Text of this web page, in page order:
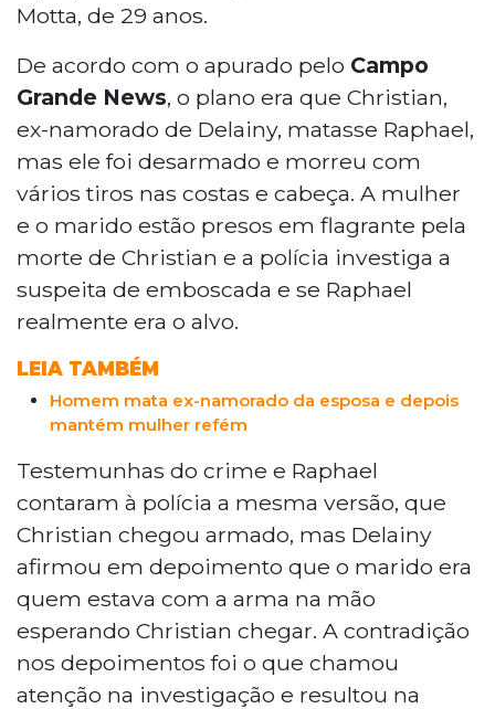
Motta, de 29 anos.
De acordo com o apurado pelo Campo
Grande News, o plano era que Christian,
ex-namorado de Delainy, matasse Raphael,
mas ele foi desarmado e morreu com
vários tiros nas costas e cabeça. A mulher
e o marido estão presos em flagrante pela
morte de Christian e a polícia investiga a
suspeita de emboscada e se Raphael
realmente era o alvo.
LEIA TAMBÉM
Homem mata ex-namorado da esposa e depois
mantém mulher refém
Testemunhas do crime e Raphael
contaram à polícia a mesma versão, que
Christian chegou armado, mas Delainy
afirmou em depoimento que o marido era
quem estava com a arma na mão
esperando Christian chegar. A contradição
nos depoimentos foi o que chamou
atenção na investigação e resultou na